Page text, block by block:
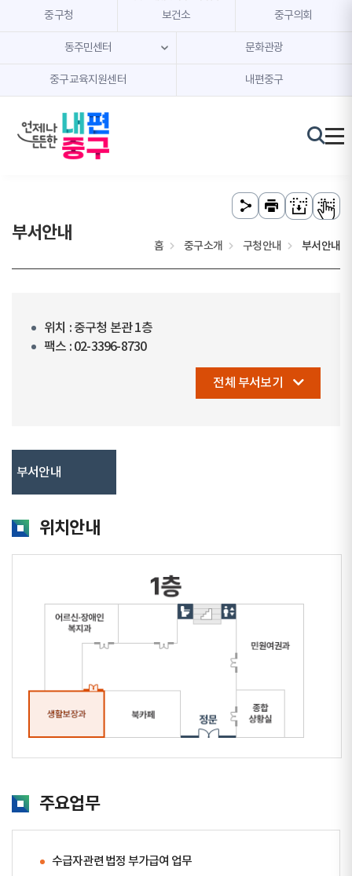
본문 내용 바로가기
주메뉴 바로가기
중구청 보건소 중구의회
동주민센터 문화관광
중구교육지원센터 내편중구
부서안내
홈 중구소개 구청안내 부서안내
위치 : 중구청 본관 1층
팩스 : 02-3396-8730
전체 부서보기
부서안내
위치안내
주요업무
수급자관련 법정 부가급여 업무